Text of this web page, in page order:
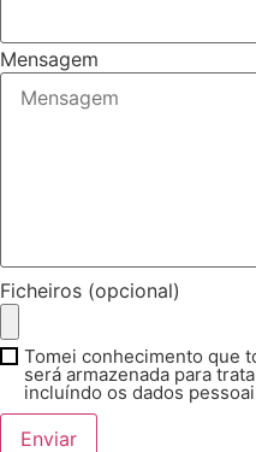
Mensagem
Ficheiros (opcional)
Tomei conhecimento que
será armazenada para
incluíndo os dados
Enviar